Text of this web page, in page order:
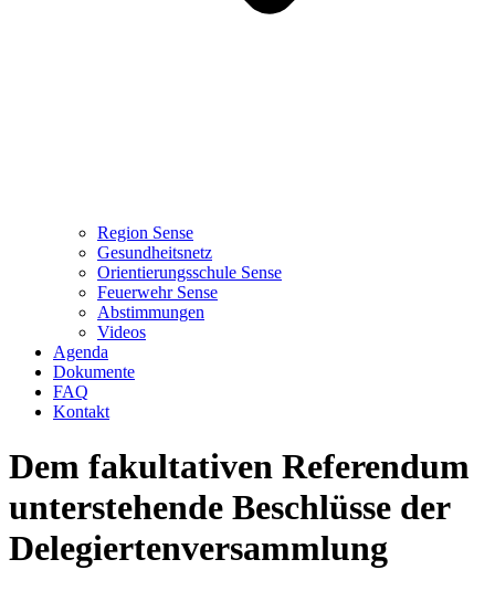
Region Sense
Gesundheitsnetz
Orientierungsschule Sense
Feuerwehr Sense
Abstimmungen
Videos
Agenda
Dokumente
FAQ
Kontakt
Dem fakultativen Referendum
unterstehende Beschlüsse der
Delegiertenversammlung